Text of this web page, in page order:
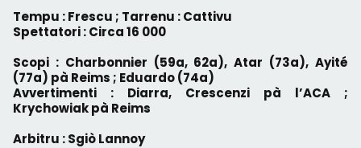
Tempu : Frescu ; Tarrenu : Cattivu
Spettatori : Circa 16 000
Scopi : Charbonnier (59a, 62a), Atar (73a), Ayité
(77a) pà Reims ; Eduardo (74a)
Avvertimenti : Diarra, Crescenzi pà l’ACA ;
Krychowiak pà Reims
Arbitru : Sgiò Lannoy